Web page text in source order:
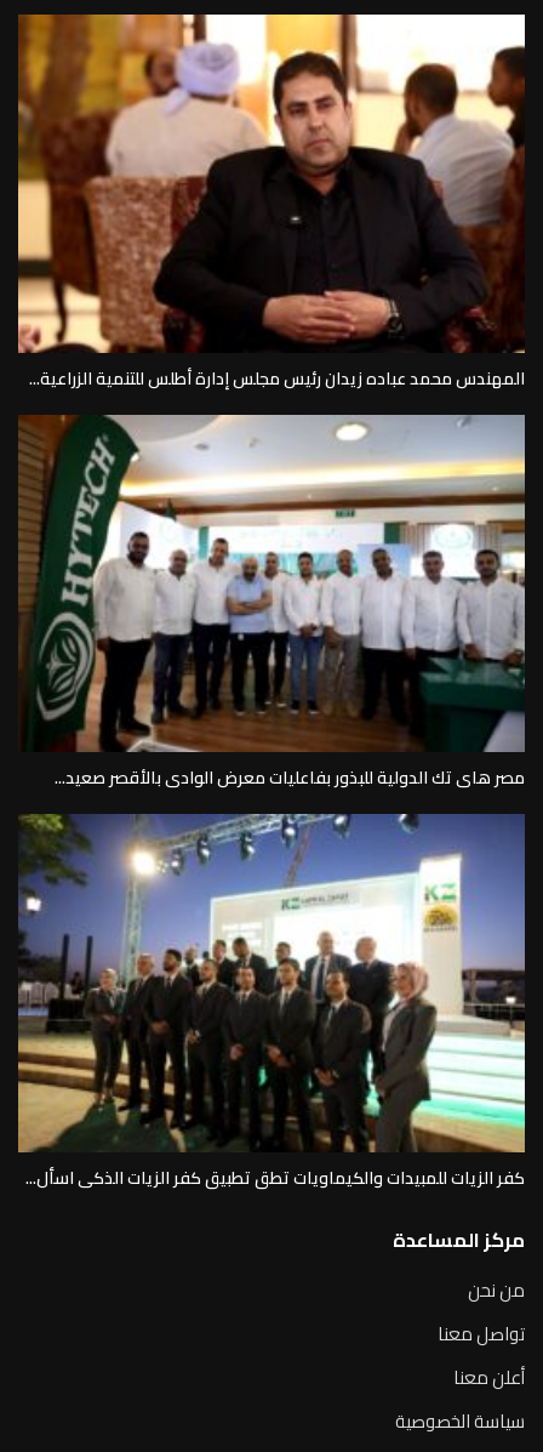
المهندس محمد عباده زيدان رئيس مجلس إدارة أطلس للتنمية الزراعية...
مصر هاى تك الدولية للبذور بفاعليات معرض الوادى بالأقصر صعيد...
كفر الزيات للمبيدات والكيماويات تطق تطبيق كفر الزيات الذكى اسأل...
مركز المساعدة
من نحن
تواصل معنا
أعلن معنا
سياسة الخصوصية